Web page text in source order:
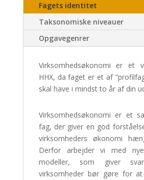
Fagets identitet
Taksonomiske niveauer
Opgavegenrer
Virksomhedsøkonomi er et
HHX, da faget er et af
skal have i mindst to år af din
Virksomhedsøkonomi er et
fag, der giver en god
virksomheders økonomi
Derfor arbejder vi med
modeller, som giver
virksomheder bør gøre for